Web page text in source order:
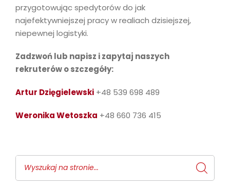
przygotowując spedytorów do jak
najefektywniejszej pracy w realiach dzisiejszej,
niepewnej logistyki.
Zadzwoń lub napisz i zapytaj naszych
rekruterów o szczegóły:
Artur Dzięgielewski +48 539 698 489
Weronika Wetoszka +48 660 736 415